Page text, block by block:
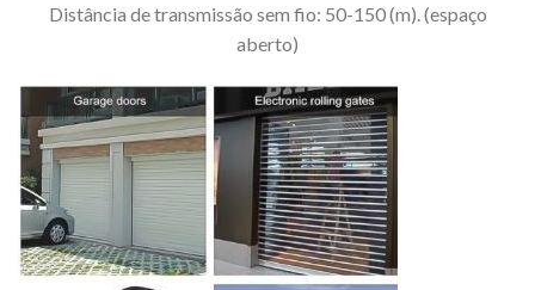
Distância de transmissão sem fio: 50-150 (m). (espaço
aberto)